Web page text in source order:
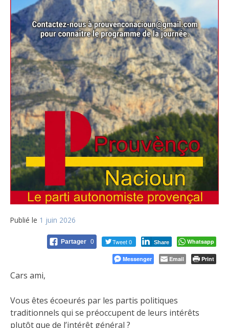
Publié le 1 juin 2026
Partager 0 Tweet 0 Share Whatsapp
Messenger Email Print
Cars ami,
Vous êtes écoeurés par les partis politiques
traditionnels qui se préoccupent de leurs intérêts
plutôt que de l’intérêt général ?